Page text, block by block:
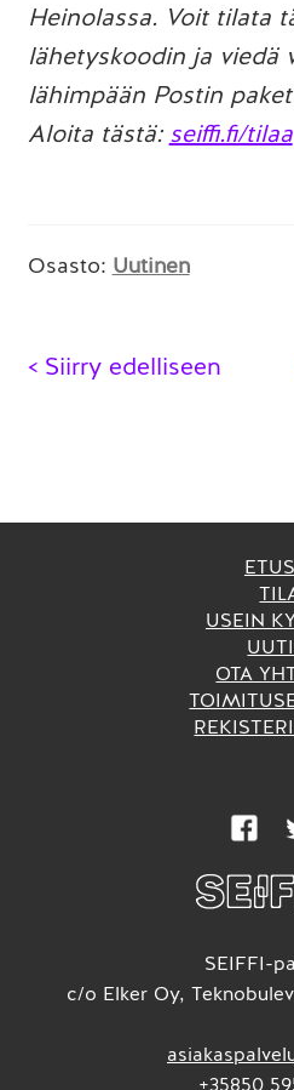
Heinolassa. Voit tilata
lähetyskoodin ja viedä
lähimpään Postin
Aloita tästä: seiffi.fi/tilaa
Osasto: Uutinen
Artikkelien
< Siirry edelliseen
USEIN
OTA
SEIFFI-
c/o Elker Oy,